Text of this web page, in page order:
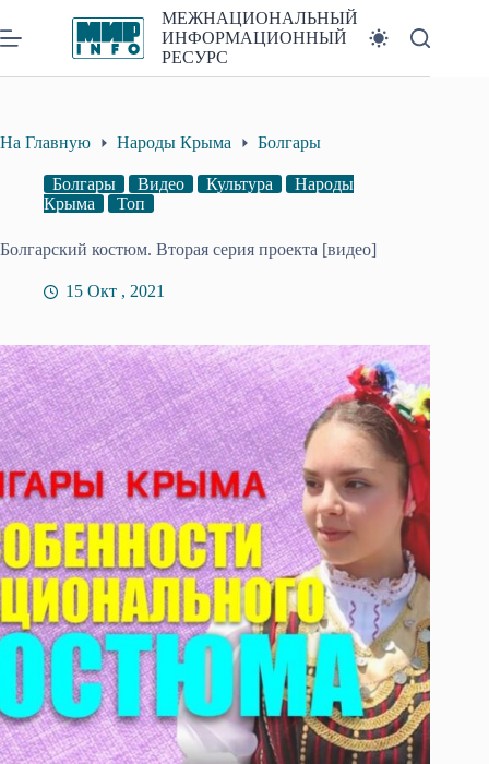
к
сути
МЕЖНАЦИОНАЛЬНЫЙ
ИНФОРМАЦИОННЫЙ
РЕСУРС
На Главную Народы Крыма Болгары
Болгары Видео Культура
Народы
Крыма
Топ
Болгарский костюм. Вторая серия проекта [видео]
15 Окт , 2021